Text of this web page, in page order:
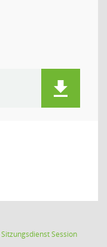
SitzungsdienstSession(Wird in